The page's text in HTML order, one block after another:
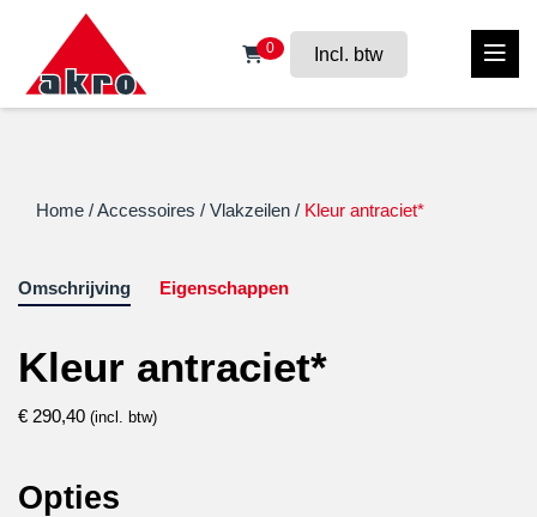
0 Incl. btw
Home /Accessoires / Vlakzeilen / Kleur antraciet*
Omschrijving Eigenschappen
Kleur antraciet*
€ 290,40 (incl. btw)
Opties